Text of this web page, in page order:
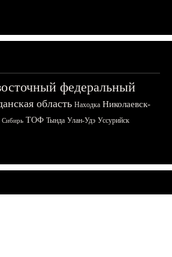
федеральный
область Находка Николаевск-
Сибирь ТОФ Тында Улан-Удэ Уссурийск